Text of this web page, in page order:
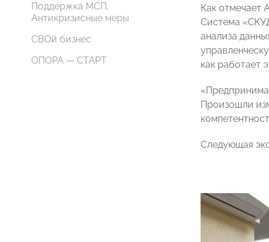
Поддержка МСП.
Антикризисные меры
СВОй бизнес
ОПОРА — СТАРТ
Как отмечает
Система
анализа
как работает
Произошли
Следующая